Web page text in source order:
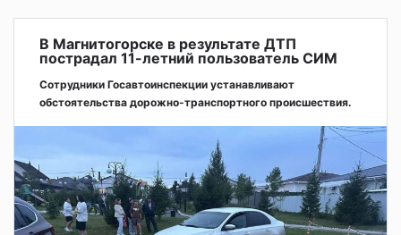
В Магнитогорске в результате ДТП
пострадал 11-летний пользователь СИМ
Сотрудники Госавтоинспекции устанавливают
обстоятельства дорожно-транспортного происшествия.